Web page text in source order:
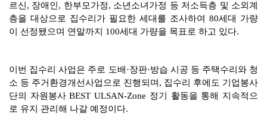
르신, 장애인, 한부모가정, 소년소녀가정 등 저소득층 및 소외계
층을 대상으로 집수리가 필요한 세대를 조사하여 80세대 가량
이 선정됐으며 연말까지 100세대 가량을 목표로 하고 있다.
이번 집수리 사업은 주로 도배·장판·방습 시공 등 주택수리와 청
소 등 주거환경개선사업으로 진행되며, 집수리 후에도 기업봉사
단의 자원봉사 BEST ULSAN-Zone 정기 활동을 통해 지속적으
로 유지 관리해 나갈 예정이다.